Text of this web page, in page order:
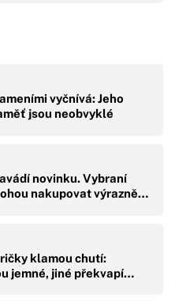
vyčnívá: Jeho
jsou neobvyklé
novinku. Vybraní
nakupovat výrazně…
klamou chutí:
jemné, jiné překvapí…